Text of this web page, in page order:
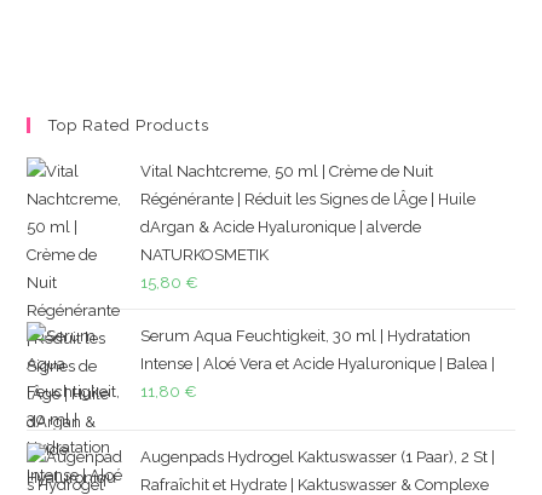
Top Rated Products
Vital Nachtcreme, 50 ml | Crème de Nuit
Régénérante | Réduit les Signes de lÂge | Huile
dArgan & Acide Hyaluronique | alverde
NATURKOSMETIK
15,80 €
Serum Aqua Feuchtigkeit, 30 ml | Hydratation
Intense | Aloé Vera et Acide Hyaluronique | Balea |
11,80 €
Augenpads Hydrogel Kaktuswasser (1 Paar), 2 St |
Rafraîchit et Hydrate | Kaktuswasser & Complexe